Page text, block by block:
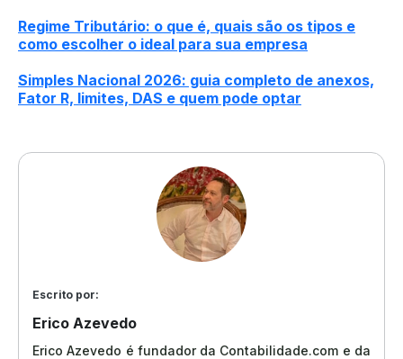
Regime Tributário: o que é, quais são os tipos e
como escolher o ideal para sua empresa
Simples Nacional 2026: guia completo de anexos,
Fator R, limites, DAS e quem pode optar
Escrito por:
Erico Azevedo
Erico Azevedo é fundador da Contabilidade.com e da